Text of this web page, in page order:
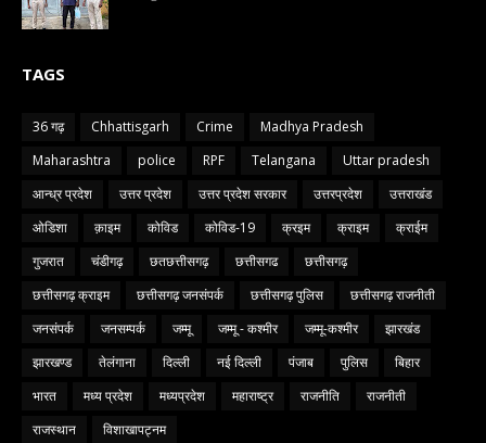
TAGS
36 गढ़ Chhattisgarh Crime
Madhya Pradesh
Maharashtra
police RPF Telangana
Uttar pradesh
आन्ध्र प्रदेश
उत्तर प्रदेश उत्तर प्रदेश सरकार उत्तरप्रदेश
उत्तराखंड
ओडिशा
क़ाइम कोविड कोविड-19 क्रइम क्राइम
क्राईम
गुजरात
चंडीगढ़ छतछत्तीसगढ़ छत्तीसगढ
छत्तीसगढ़
छत्तीसगढ़ क्राइम
छत्तीसगढ़ जनसंपर्क छत्तीसगढ़ पुलिस
छत्तीसगढ़ राजनीती
जनसंपर्क
जनसम्पर्क जम्मू जम्मू - कश्मीर जम्मू-कश्मीर
झारखंड
झारखण्ड
तेलंगाना दिल्ली नई दिल्ली पंजाब पुलिस
बिहार
भारत
मध्य प्रदेश मध्यप्रदेश महाराष्ट्र राजनीति
राजनीती
राजस्थान
विशाखापट्नम